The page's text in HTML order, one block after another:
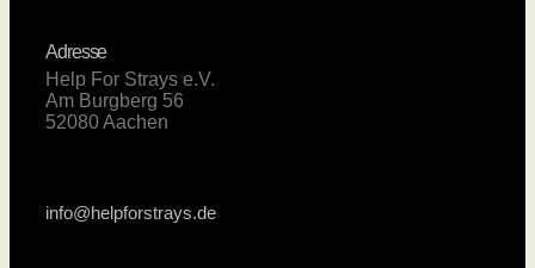
Adresse
Help For Strays e.V.
Am Burgberg 56
52080 Aachen
info@helpforstrays.de